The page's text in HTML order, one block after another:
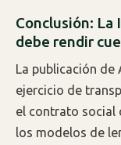
Conclusión: La
debe rendir
La publicación de
ejercicio de
el contrato social
los modelos de